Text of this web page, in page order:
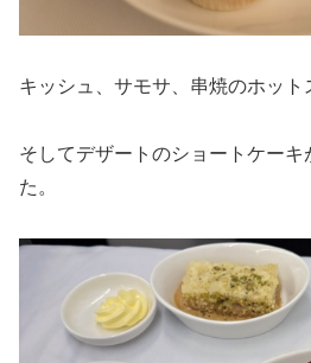
キッシュ、サモサ、串焼のホット
そしてデザートのショートケーキ
た。